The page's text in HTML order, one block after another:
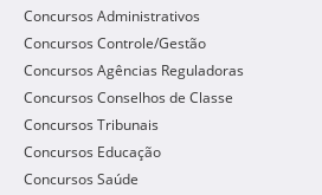
Concursos Administrativos
Concursos Controle/Gestão
Concursos Agências Reguladoras
Concursos Conselhos de Classe
Concursos Tribunais
Concursos Educação
Concursos Saúde